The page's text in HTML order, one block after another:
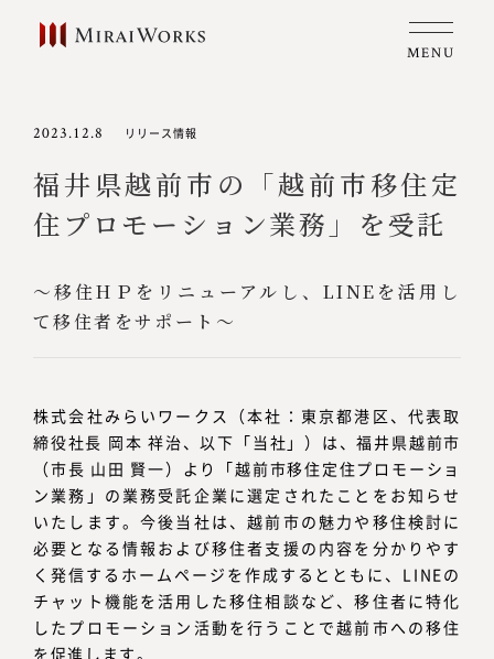
MENU
2023.12.8 リリース情報
福井県越前市の「越前市移住定
住プロモーション業務」を受託
～移住HＰをリニューアルし、LINEを活用し
て移住者をサポート～
株式会社みらいワークス（本社：東京都港区、代表取
締役社長 岡本 祥治、以下「当社」）は、福井県越前市
（市長 山田 賢一）より「越前市移住定住プロモーショ
ン業務」の業務受託企業に選定されたことをお知らせ
いたします。今後当社は、越前市の魅力や移住検討に
必要となる情報および移住者支援の内容を分かりやす
く発信するホームページを作成するとともに、LINEの
チャット機能を活用した移住相談など、移住者に特化
したプロモーション活動を行うことで越前市への移住
を促進します。